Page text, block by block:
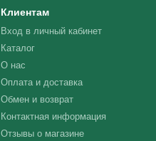
Клиентам
Вход в личный кабинет
Каталог
О нас
Оплата и доставка
Обмен и возврат
Контактная информация
Отзывы о магазине